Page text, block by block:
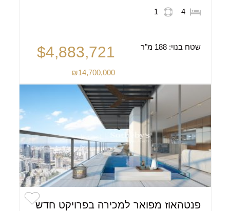
4
1
שטח בנוי:188 מ"ר $4,883,721
₪14,700,000
פנטהאוז מפואר למכירה בפרויקט חדש